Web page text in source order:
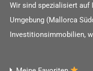
Wir sind spezialisiert auf
Umgebung (Mallorca
Investitionsimmobilien,